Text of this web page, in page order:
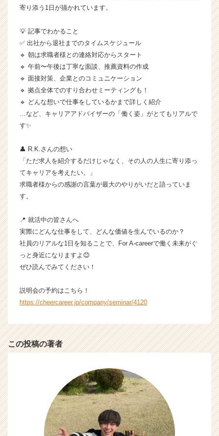
ー・
業
か
ら
ス
カ
ト
が
活
イ
ト
ャ
リ
ア
h
e
r
a
e
寄り添う1日が描かれています。
💡 記事でわかること
✅ 出社から退社までのタイムスケジュール
🔹 朝は求職者様との連絡対応からスタート
🔹 午前〜午後は丁寧な面談、推薦資料の作成
🔹 面接対策、企業とのコミュニケーション
🔹 拠点全体でのすり合わせミーティングも！
🔹 どんな想いで仕事をしているかまで詳しく紹介
…など、キャリアアドバイザーの「働く姿」がとてもリアルで
す✨
👤 R.K.さんの想い
「ただ求人を紹介するだけじゃなく、その人の人生に寄り添っ
てキャリアを考えたい。」
求職者様からの感謝の言葉が最大のやりがいだと語っていま
す。
📍 就活中の皆さんへ
実際にどんな仕事をして、どんな価値を生んでいるのか？
社員のリアルな1日を知ることで、For A-careerで働く未来がぐ
っと身近になりますよ😊
ぜひ読んでみてください！
説明会の予約はこちら！
https://cheercareer.jp/company/seminar/4120
この投稿の著者